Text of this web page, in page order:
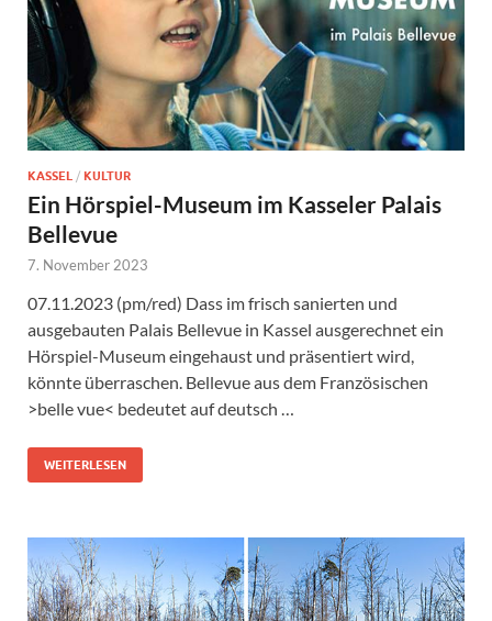
KASSEL / KULTUR
Ein Hörspiel-Museum im Kasseler Palais
Bellevue
7. November 2023
07.11.2023 (pm/red) Dass im frisch sanierten und
ausgebauten Palais Bellevue in Kassel ausgerechnet ein
Hörspiel-Museum eingehaust und präsentiert wird,
könnte überraschen. Bellevue aus dem Französischen
>belle vue< bedeutet auf deutsch …
WEITERLESEN